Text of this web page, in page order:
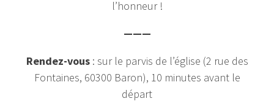
l’honneur !
———
Rendez-vous: sur le parvis de l’église (2 rue des
Fontaines, 60300 Baron), 10 minutes avant le
départ